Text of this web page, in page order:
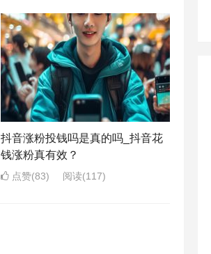
抖音涨粉投钱吗是真的吗_抖音花
钱涨粉真有效？
点赞(83) 阅读(117)